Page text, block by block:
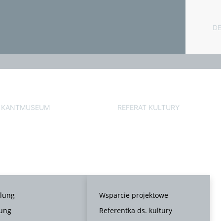
KANTMUSEUM REFERAT KULTURY
Wsparcie projektowe
Referentka ds. kultury
DE